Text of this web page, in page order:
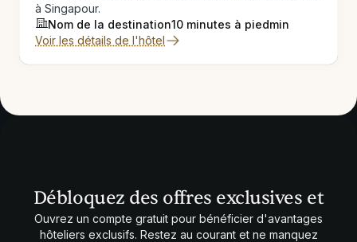
à Singapour.
Nom de la destination10 minutes à piedmin
Voir les détails de l'hôtel
Débloquez des offres exclusives et
Ouvrez un compte gratuit pour bénéficier d'avantages
hôteliers exclusifs. Restez au courant et ne manquez